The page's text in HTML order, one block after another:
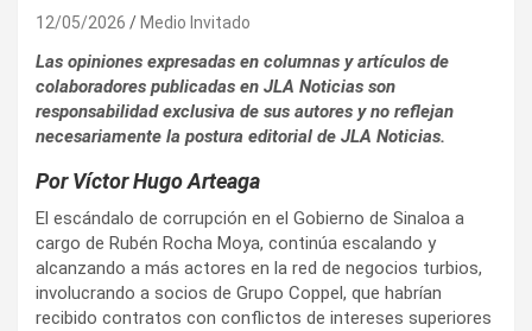
12/05/2026 Medio Invitado
Las opiniones expresadas en columnas y artículos de
colaboradores publicadas en JLA Noticias son
responsabilidad exclusiva de sus autores y no reflejan
necesariamente la postura editorial de JLA Noticias.
Por Víctor Hugo Arteaga
El escándalo de corrupción en el Gobierno de Sinaloa a
cargo de Rubén Rocha Moya, continúa escalando y
alcanzando a más actores en la red de negocios turbios,
involucrando a socios de Grupo Coppel, que habrían
recibido contratos con conflictos de intereses superiores